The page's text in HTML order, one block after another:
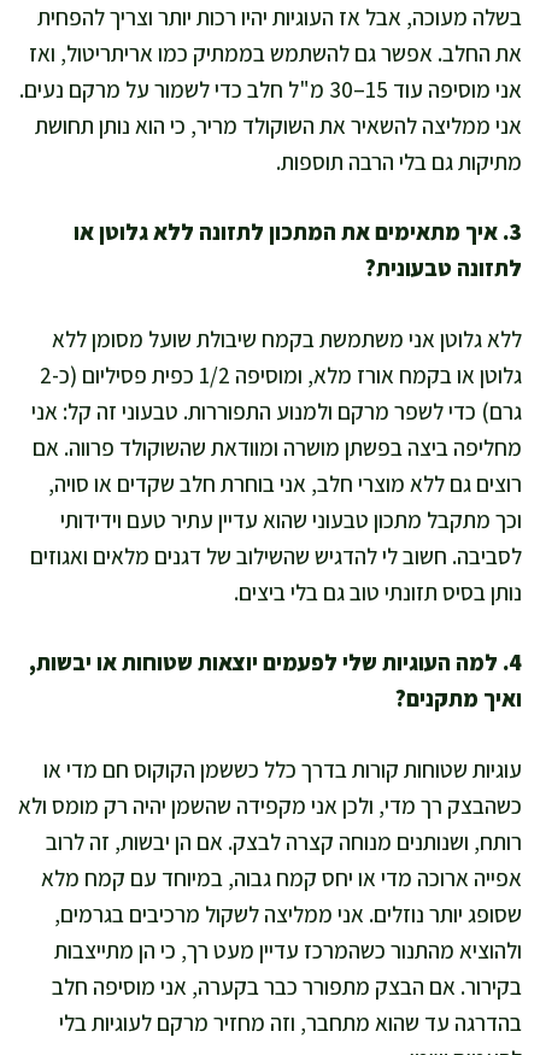
בשלה מעוכה, אבל אז העוגיות יהיו רכות יותר וצריך להפחית
את החלב. אפשר גם להשתמש בממתיק כמו אריתריטול, ואז
אני מוסיפה עוד 15–30 מ"ל חלב כדי לשמור על מרקם נעים.
אני ממליצה להשאיר את השוקולד מריר, כי הוא נותן תחושת
מתיקות גם בלי הרבה תוספות.
3. איך מתאימים את המתכון לתזונה ללא גלוטן או
לתזונה טבעונית?
ללא גלוטן אני משתמשת בקמח שיבולת שועל מסומן ללא
גלוטן או בקמח אורז מלא, ומוסיפה 1/2 כפית פסיליום (כ-2
גרם) כדי לשפר מרקם ולמנוע התפוררות. טבעוני זה קל: אני
מחליפה ביצה בפשתן מושרה ומוודאת שהשוקולד פרווה. אם
רוצים גם ללא מוצרי חלב, אני בוחרת חלב שקדים או סויה,
וכך מתקבל מתכון טבעוני שהוא עדיין עתיר טעם וידידותי
לסביבה. חשוב לי להדגיש שהשילוב של דגנים מלאים ואגוזים
נותן בסיס תזונתי טוב גם בלי ביצים.
4. למה העוגיות שלי לפעמים יוצאות שטוחות או יבשות,
ואיך מתקנים?
עוגיות שטוחות קורות בדרך כלל כששמן הקוקוס חם מדי או
כשהבצק רך מדי, ולכן אני מקפידה שהשמן יהיה רק מומס ולא
רותח, ושנותנים מנוחה קצרה לבצק. אם הן יבשות, זה לרוב
אפייה ארוכה מדי או יחס קמח גבוה, במיוחד עם קמח מלא
שסופג יותר נוזלים. אני ממליצה לשקול מרכיבים בגרמים,
ולהוציא מהתנור כשהמרכז עדיין מעט רך, כי הן מתייצבות
בקירור. אם הבצק מתפורר כבר בקערה, אני מוסיפה חלב
בהדרגה עד שהוא מתחבר, וזה מחזיר מרקם לעוגיות בלי